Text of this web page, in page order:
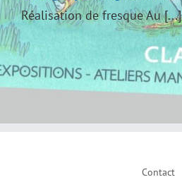
Réalisation de fresque Au [...]
Contact